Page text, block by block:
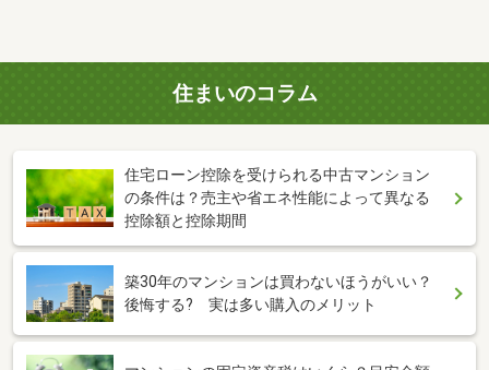
住まいのコラム
住宅ローン控除を受けられる中古マンション
の条件は？売主や省エネ性能によって異なる
控除額と控除期間
築30年のマンションは買わないほうがいい？
後悔する? 実は多い購入のメリット